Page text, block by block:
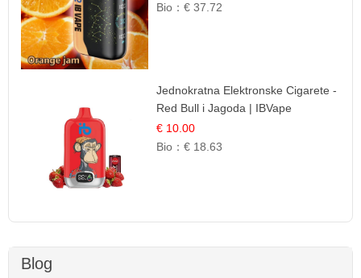
Bio：€ 37.72
Jednokratna Elektronske Cigarete -
Red Bull i Jagoda | IBVape
€ 10.00
Bio：€ 18.63
Blog